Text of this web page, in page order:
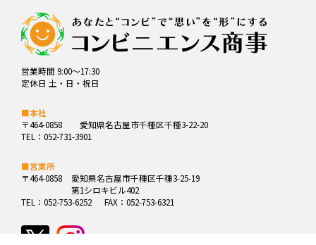
営業時間 9:00～17:30
定休日 土・日・祝日
■本社
〒464-0858
愛知県名古屋市千種区千種3-22-20
TEL：052-731-3901
■営業所
〒464-0858
愛知県名古屋市千種区千種3-25-19
第1シロキビル402
TEL：052-753-6252
FAX：052-753-6321